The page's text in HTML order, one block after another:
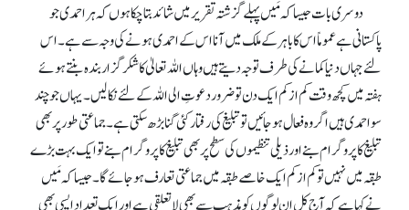
دوسری بات جیسا کہ مَیں پہلے گزشتہ تقریر میں شائد بتا چکا ہوں کہ ہر احمدی جو
پاکستانی ہے عموماً اس کا باہر کے ملک میں آنا اس کے احمدی ہونے کی وجہ سے ہے۔ اس
لئے جہاں دنیا کمانے کی طرف توجہ دیتے ہیں وہاں اللہ تعالیٰ کا شکر گزار بندہ بنتے ہوئے
ہفتہ میں کچھ وقت کم از کم ایک دن تو ضرور دعوتِ الی اللہ کے لئے نکالیں۔ یہاں جو چند
سو احمدی ہیں اگر وہ فعال ہو جائیں تو تبلیغ کی رفتار کئی گنا بڑھ سکتی ہے۔ جماعتی طور پر بھی
تبلیغ کا پروگرام بنے اور ذیلی تنظیموں کی سطح پر بھی تبلیغ کا پروگرام بنے تو ایک بہت بڑے
طبقہ میں نہیں تو کم از کم ایک خاصے طبقہ میں جماعتی تعارف ہو جائے گا۔ جیسا کہ مَیں